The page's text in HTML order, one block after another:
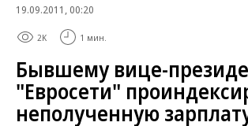
19.09.2011, 00:20
2K 1 мин.
Бывшему вице-
"Евросети"
неполученную